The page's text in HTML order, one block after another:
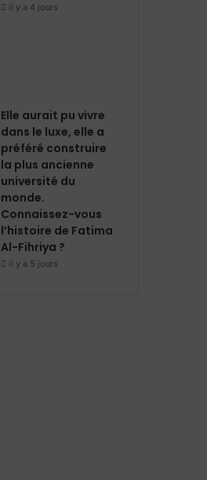
il y a 4 jours
Elle aurait pu vivre
dans le luxe, elle a
préféré construire
la plus ancienne
université du
monde.
Connaissez-vous
l’histoire de Fatima
Al-Fihriya ?
il y a 5 jours